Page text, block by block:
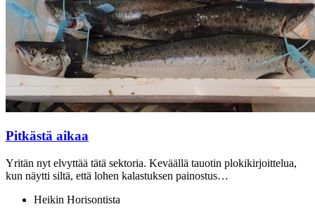
Pitkästä aikaa
Yritän nyt elvyttää tätä sektoria. Keväällä tauotin plokikirjoittelua,
kun näytti siltä, että lohen kalastuksen painostus…
Heikin Horisontista